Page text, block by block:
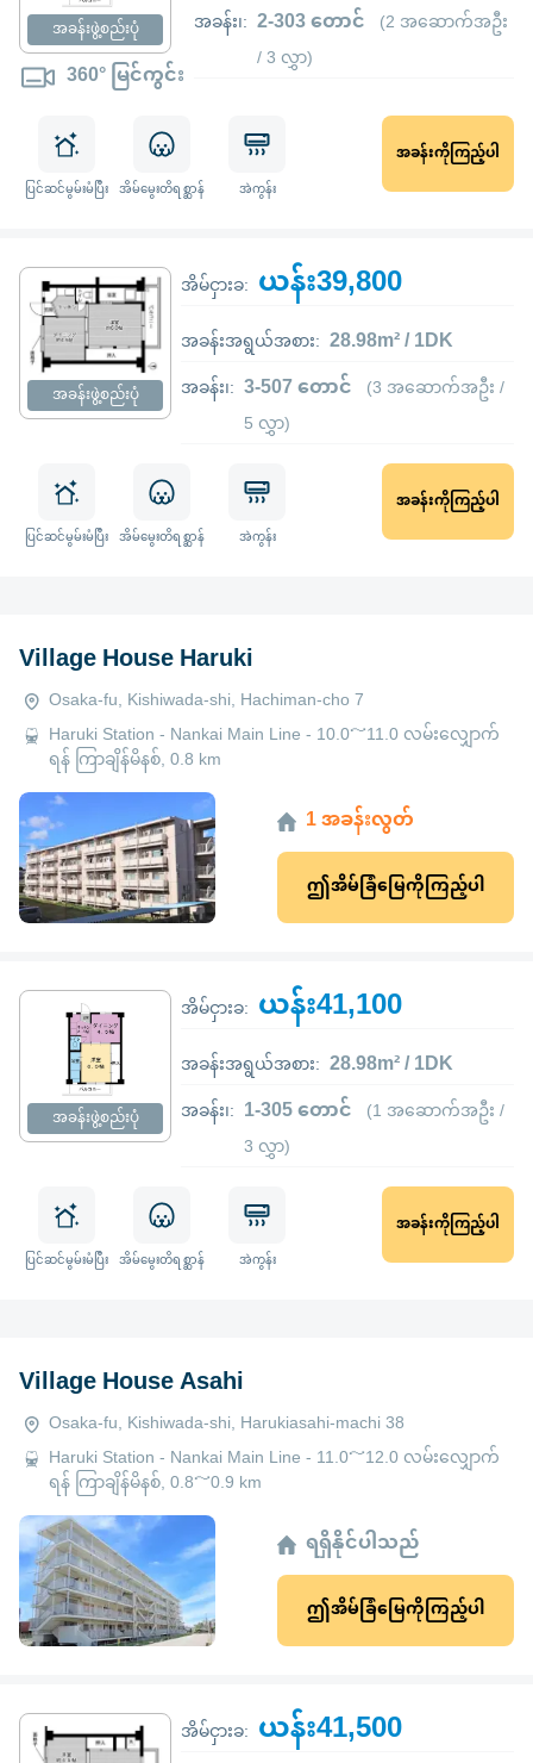
အခန်းဖွဲ့စည်းပုံ
360° မြင်ကွင်း
အခန်း၊: 2-303 တောင် (2 အဆောက်အဦး
/ 3 လွှာ)
ပြင်ဆင်မွမ်းမံပြီး အိမ်မွေးတိရစ္ဆာန် အဲကွန်း
အခန်းကိုကြည့်ပါ
အခန်းဖွဲ့စည်းပုံ
အိမ်ငှားခ: ယန်း39,800
အခန်းအရွယ်အစား: 28.98m² / 1DK
အခန်း၊: 3-507 တောင် (3 အဆောက်အဦး /
5 လွှာ)
ပြင်ဆင်မွမ်းမံပြီး အိမ်မွေးတိရစ္ဆာန် အဲကွန်း
အခန်းကိုကြည့်ပါ
Village House Haruki
Osaka-fu, Kishiwada-shi, Hachiman-cho 7
Haruki Station - Nankai Main Line - 10.0～11.0 လမ်းလျှောက်
ရန် ကြာချိန်မိနစ်, 0.8 km
1 အခန်းလွတ်
ဤအိမ်ခြံမြေကိုကြည့်ပါ
အခန်းဖွဲ့စည်းပုံ
အိမ်ငှားခ: ယန်း41,100
အခန်းအရွယ်အစား: 28.98m² / 1DK
အခန်း၊: 1-305 တောင် (1 အဆောက်အဦး /
3 လွှာ)
ပြင်ဆင်မွမ်းမံပြီး အိမ်မွေးတိရစ္ဆာန် အဲကွန်း
အခန်းကိုကြည့်ပါ
Village House Asahi
Osaka-fu, Kishiwada-shi, Harukiasahi-machi 38
Haruki Station - Nankai Main Line - 11.0～12.0 လမ်းလျှောက်
ရန် ကြာချိန်မိနစ်, 0.8～0.9 km
ရရှိနိုင်ပါသည်
ဤအိမ်ခြံမြေကိုကြည့်ပါ
အိမ်ငှားခ: ယန်း41,500